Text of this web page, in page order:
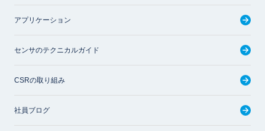
アプリケーション
センサのテクニカルガイド
CSRの取り組み
社員ブログ